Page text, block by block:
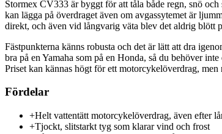
Stormex CV333 är byggt för att tåla både regn, snö
kan lägga på överdraget även om avgassytemet är
direkt, och även vid långvarig väta blev det aldrig blött
Fästpunkterna känns robusta och det är lätt att dra
bra på en Yamaha som på en Honda, så du behöver
Priset kan kännas högt för ett motorcykelöverdrag,
Fördelar
+Helt vattentätt motorcykelöverdrag, även efter
+Tjockt, slitstarkt tyg som klarar vind och frost